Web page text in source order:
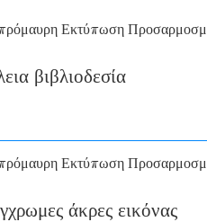
βιβλιοδεσία
άκρες εικόνας